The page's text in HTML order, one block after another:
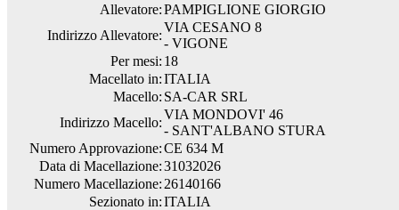
Allevatore:PAMPIGLIONE GIORGIO
Indirizzo Allevatore:
VIA CESANO 8
- VIGONE
Per mesi: 18
Macellato in:ITALIA
Macello: SA-CAR SRL
Indirizzo Macello:
VIA MONDOVI' 46
- SANT'ALBANO STURA
Numero Approvazione:CE 634 M
Data di Macellazione:31032026
Numero Macellazione: 26140166
Sezionato in:ITALIA